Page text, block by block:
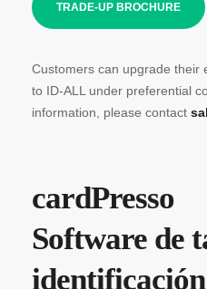
TRADE-UP BROCHURE
Customers can upgrade their
to ID-ALL under preferential
information, please contact
cardPresso
Software de
identificación